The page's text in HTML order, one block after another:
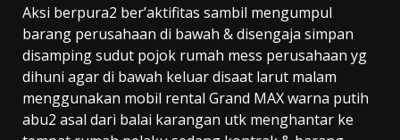
Aksi berpura2 ber’aktifitas sambil mengumpul
barang perusahaan di bawah & disengaja simpan
disamping sudut pojok rumah mess perusahaan yg
dihuni agar di bawah keluar disaat larut malam
menggunakan mobil rental Grand MAX warna putih
abu2 asal dari balai karangan utk menghantar ke